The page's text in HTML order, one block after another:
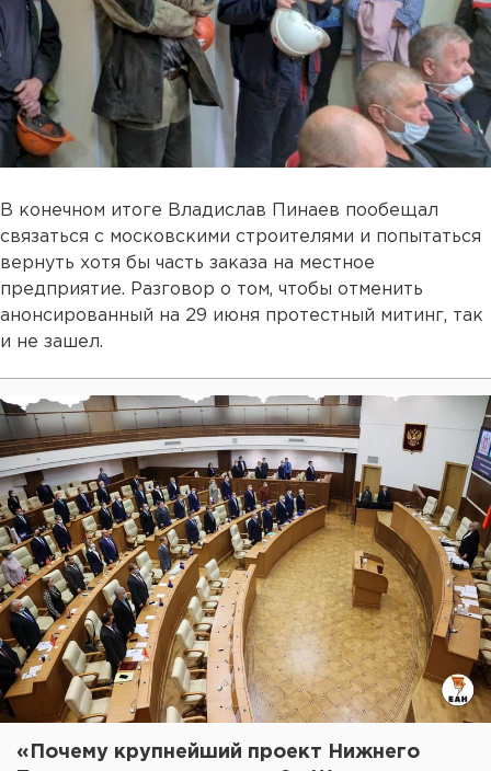
В конечном итоге Владислав Пинаев пообещал
связаться с московскими строителями и попытаться
вернуть хотя бы часть заказа на местное
предприятие. Разговор о том, чтобы отменить
анонсированный на 29 июня протестный митинг, так
и не зашел.
«Почему крупнейший проект Нижнего